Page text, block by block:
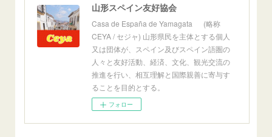
山形スペイン友好協会
Casa de España de Yamagata (略称
CEYA / セジャ) 山形県民を主体とする個人
又は団体が、スペイン及びスペイン語圏の
人々と友好活動、経済、文化、観光交流の
推進を行い、相互理解と国際親善に寄与す
ることを目的とする。
フォロー